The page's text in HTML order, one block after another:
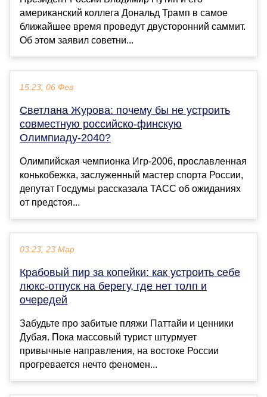
американский коллега Дональд Трамп в самое
ближайшее время проведут двусторонний саммит.
Об этом заявил советни...
15:23, 06 Фев
Светлана Журова: почему бы не устроить
совместную российско-финскую
Олимпиаду-2040?
Олимпийская чемпионка Игр-2006, прославленная
конькобежка, заслуженный мастер спорта России,
депутат Госдумы рассказала ТАСС об ожиданиях
от предстоя...
03:23, 23 Мар
Крабовый пир за копейки: как устроить себе
люкс-отпуск на берегу, где нет толп и
очередей
Забудьте про забитые пляжи Паттайи и ценники
Дубая. Пока массовый турист штурмует
привычные направления, на востоке России
прогревается нечто феномен...